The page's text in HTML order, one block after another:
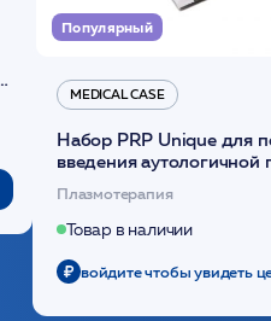
Популярный
MEDICAL CASE
Набор PRP Unique для
введения аутологичной
(саше 1шт)/Medical Case
Плазмотерапия
Товар в наличии
войдите чтобы увидеть